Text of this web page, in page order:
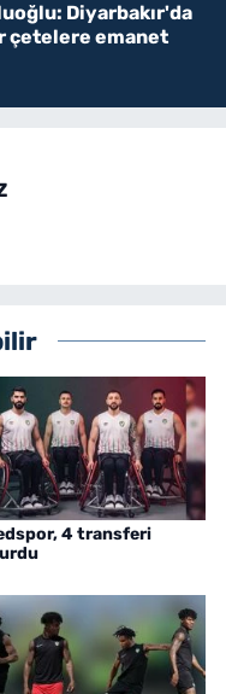
Diyarbakır'da
çetelere emanet
4 transferi